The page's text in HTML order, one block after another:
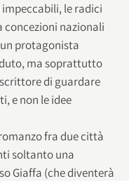
le radici
concezioni nazionali
protagonista
ma soprattutto
di guardare
e non le idee
fra due città
soltanto una
Giaffa (che diventerà